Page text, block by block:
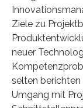
Ziele zu
neuer
selten
Umgang mit